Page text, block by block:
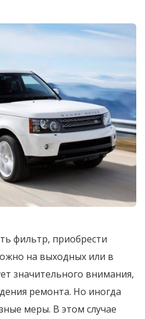
фильтр, приобрести
на выходных или в
значительного внимания,
ремонта. Но иногда
меры. В этом случае